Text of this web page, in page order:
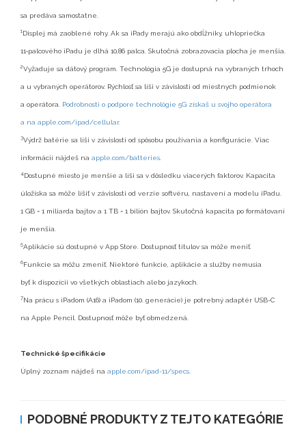
sa predáva samostatne.
1Displej má zaoblené rohy. Ak sa iPady merajú ako obdĺžniky, uhlopriečka
11‑palcového iPadu je dlhá 10,86 palca. Skutočná zobrazovacia plocha je menšia.
2Vyžaduje sa dátový program. Technológia 5G je dostupná na vybraných trhoch
a u vybraných operátorov. Rýchlosť sa líši v závislosti od miestnych podmienok
a operátora. Podrobnosti o podpore technológie 5G získaš u svojho operátora
a na apple.com/ipad/cellular.
3Výdrž batérie sa líši v závislosti od spôsobu používania a konfigurácie. Viac
informácií nájdeš na apple.com/batteries
4Dostupné miesto je menšie a líši sa v dôsledku viacerých faktorov. Kapacita
úložiska sa môže líšiť v závislosti od verzie softvéru, nastavení a modelu iPadu.
1 GB = 1 miliarda bajtov a 1 TB = 1 bilión bajtov. Skutočná kapacita po formátovaní
je menšia.
5Aplikácie sú dostupné v App Store. Dostupnosť titulov sa môže meniť.
6Funkcie sa môžu zmeniť. Niektoré funkcie, aplikácie a služby nemusia
byť k dispozícii vo všetkých oblastiach alebo jazykoch.
7Na prácu s iPadom (A16) a iPadom (10. generácie) je potrebný adaptér USB-C
na Apple Pencil. Dostupnosť môže byť obmedzená.
Technické špecifikácie
Úplný zoznam nájdeš na apple.com/ipad-11/specs
PODOBNÉ PRODUKTY Z TEJTO KATEGÓRIE